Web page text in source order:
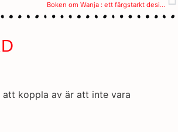
Boken om Wanja : ett färgstarkt designliv
att koppla av är att inte vara